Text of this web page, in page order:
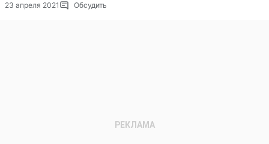
23 апреля 2021 Обсудить